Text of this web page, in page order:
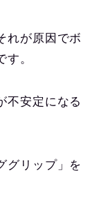
れが原因でボ
。
不安定になる
グリップ」を